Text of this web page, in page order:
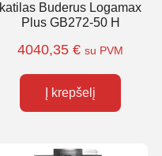
katilas Buderus Logamax
Plus GB272-50 H
4040,35 € su PVM
Į krepšelį